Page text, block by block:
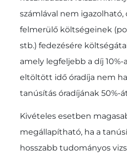
számlával nem igazolható,
felmerülő költségeinek
stb.) fedezésére
amely legfeljebb a díj 10%-
eltöltött idő óradíja nem
tanúsítás óradíjának 50%-
Kivételes esetben
megállapítható, ha a
hosszabb tudományos